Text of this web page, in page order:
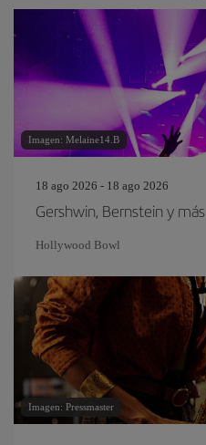
Imagen: Melaine14.B
18 ago 2026 - 18 ago 2026
Gershwin, Bernstein y más
Hollywood Bowl
Imagen: Pressmaster